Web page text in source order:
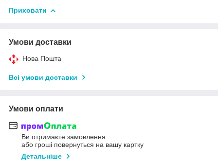
Приховати
Умови доставки
Нова Пошта
Всі умови доставки
Умови оплати
Ви отримаєте замовлення
або гроші повернуться на вашу картку
Детальніше